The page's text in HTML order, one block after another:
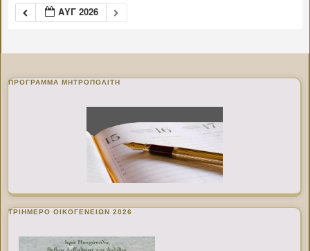
ΑΥΓ 2026
ΠΡΌΓΡΑΜΜΑ ΜΗΤΡΟΠΟΛΊΤΗ
ΤΡΙΗΜΕΡΟ ΟΙΚΟΓΕΝΕΙΩΝ 2026